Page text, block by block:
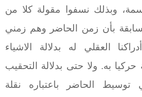
وبذلك نسفوا مقولة كلا من
بأن زمن الحاضر وهم زمني
العقلي له بدلالة الاشياء
به. ولا حتى بدلالة التحقيب
توسيط الحاضر باعتباره نقلة